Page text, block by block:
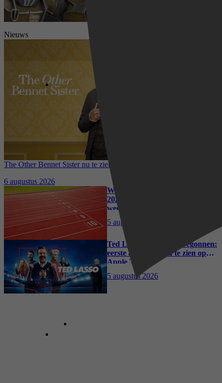
Nieuws
The Other Bennet Sister nu te zien op HBO Max: romantisch
kostuumdrama krijgt lovende recensies
6 augustus 2026
Waar kun je het EK Atletiek
2026 kijken? Zo volg je alle
wedstrijden live
5 augustus 2026
Ted Lasso seizoen 4 is begonnen:
eerste aflevering nu te zien op
Apple TV+
5 augustus 2026